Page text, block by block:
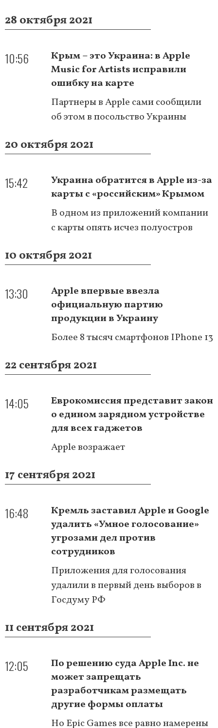
28 октября 2021
10:56
Крым – это Украина: в Apple
Music for Artists исправили
ошибку на карте
Партнеры в Apple сами сообщили
об этом в посольство Украины
20 октября 2021
15:42
Украина обратится в Apple из-за
карты с «российским» Крымом
В одном из приложений компании
с карты опять исчез полуостров
10 октября 2021
13:30
Apple впервые ввезла
официальную партию
продукции в Украину
Более 8 тысяч смартфонов IPhone 13
22 сентября 2021
14:05
Еврокомиссия представит закон
о едином зарядном устройстве
для всех гаджетов
Apple возражает
17 сентября 2021
16:48
Кремль заставил Apple и Google
удалить «Умное голосование»
угрозами дел против
сотрудников
Приложения для голосования
удалили в первый день выборов в
Госдуму РФ
11 сентября 2021
12:05
По решению суда Apple Inc. не
может запрещать
разработчикам размещать
другие формы оплаты
Но Epic Games все равно намерены